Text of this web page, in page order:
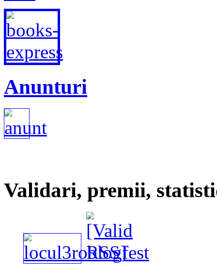
Anunturi
Validari, premii,